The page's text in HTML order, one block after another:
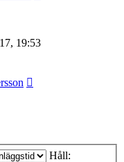
19:53
Håll: